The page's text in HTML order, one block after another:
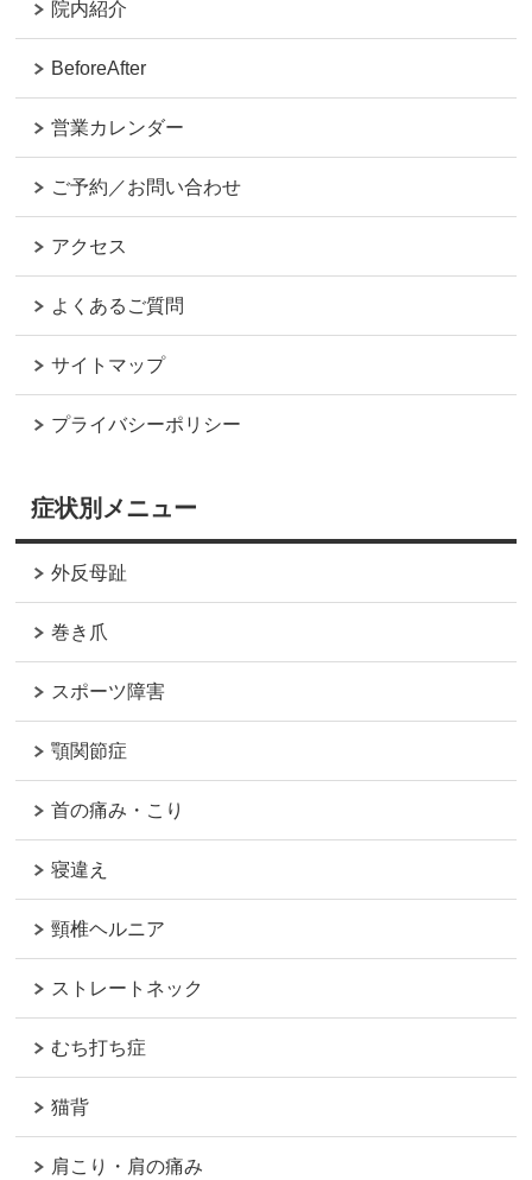
院内紹介
BeforeAfter
営業カレンダー
ご予約／お問い合わせ
アクセス
よくあるご質問
サイトマップ
プライバシーポリシー
症状別メニュー
外反母趾
巻き爪
スポーツ障害
顎関節症
首の痛み・こり
寝違え
頸椎ヘルニア
ストレートネック
むち打ち症
猫背
肩こり・肩の痛み